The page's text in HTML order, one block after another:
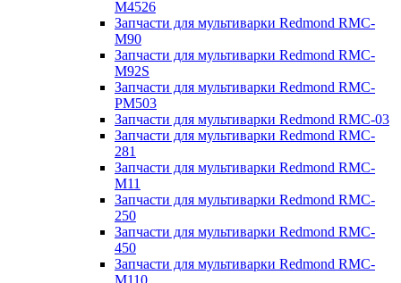
M4526
Запчасти для мультиварки Redmond RMC-
M90
Запчасти для мультиварки Redmond RMC-
M92S
Запчасти для мультиварки Redmond RMC-
PM503
Запчасти для мультиварки Redmond RMC-03
Запчасти для мультиварки Redmond RMC-
281
Запчасти для мультиварки Redmond RMC-
M11
Запчасти для мультиварки Redmond RMC-
250
Запчасти для мультиварки Redmond RMC-
450
Запчасти для мультиварки Redmond RMC-